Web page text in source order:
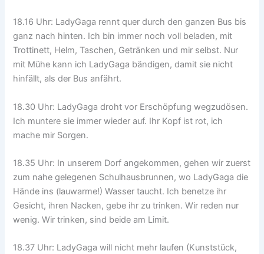
18.16 Uhr: LadyGaga rennt quer durch den ganzen Bus bis
ganz nach hinten. Ich bin immer noch voll beladen, mit
Trottinett, Helm, Taschen, Getränken und mir selbst. Nur
mit Mühe kann ich LadyGaga bändigen, damit sie nicht
hinfällt, als der Bus anfährt.
18.30 Uhr: LadyGaga droht vor Erschöpfung wegzudösen.
Ich muntere sie immer wieder auf. Ihr Kopf ist rot, ich
mache mir Sorgen.
18.35 Uhr: In unserem Dorf angekommen, gehen wir zuerst
zum nahe gelegenen Schulhausbrunnen, wo LadyGaga die
Hände ins (lauwarme!) Wasser taucht. Ich benetze ihr
Gesicht, ihren Nacken, gebe ihr zu trinken. Wir reden nur
wenig. Wir trinken, sind beide am Limit.
18.37 Uhr: LadyGaga will nicht mehr laufen (Kunststück,